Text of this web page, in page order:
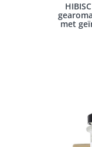
met